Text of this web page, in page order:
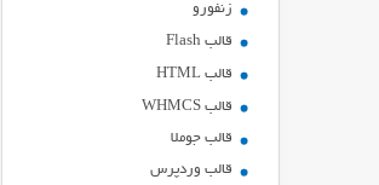
زنفورو
قالب Flash
قالب HTML
قالب WHMCS
قالب جوملا
قالب وردپرس